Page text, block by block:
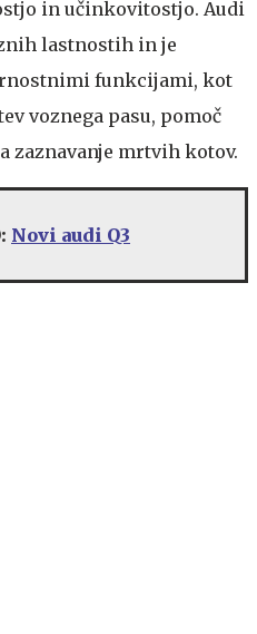
in učinkovitostjo. Audi
lastnostih in je
funkcijami, kot
voznega pasu, pomoč
zaznavanje mrtvih kotov.
Novi audi Q3